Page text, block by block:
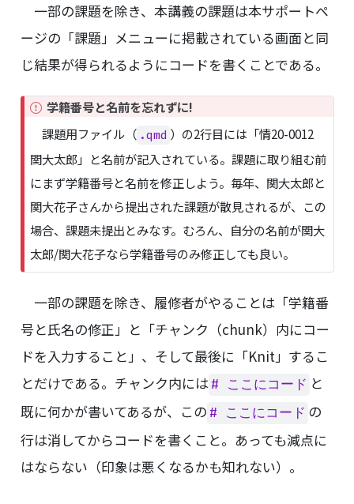
一部の課題を除き、本講義の課題は本サポートペ
ージの「課題」メニューに掲載されている画面と同
じ結果が得られるようにコードを書くことである。
I
p
o
r
t
a
n
t
学籍番号と名前を忘れずに!
課題用ファイル（ .qmd ）の2行目には「情20-0012
関大太郎」と名前が記入されている。課題に取り組む前
にまず学籍番号と名前を修正しよう。毎年、関大太郎と
関大花子さんから提出された課題が散見されるが、この
場合、課題未提出とみなす。むろん、自分の名前が関大
太郎/関大花子なら学籍番号のみ修正しても良い。
一部の課題を除き、履修者がやることは「学籍番
号と氏名の修正」と「チャンク（chunk）内にコー
ドを入力すること」、そして最後に「Knit」するこ
とだけである。チャンク内には # ここにコード と
既に何かが書いてあるが、この # ここにコード の
行は消してからコードを書くこと。あっても減点に
はならない（印象は悪くなるかも知れない）。